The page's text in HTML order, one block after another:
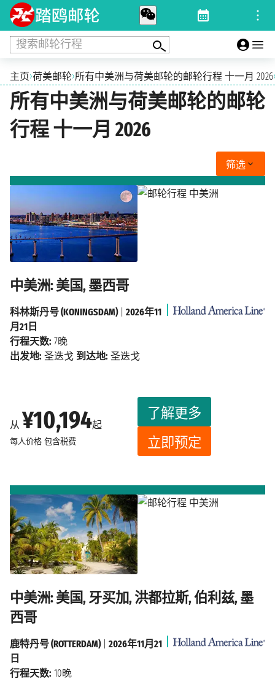
搜索邮轮行程
主页›荷美邮轮›所有中美洲与荷美邮轮的邮轮行程 十一月 2026
所有中美洲与荷美邮轮的邮轮
行程 十一月 2026
筛选
中美洲: 美国, 墨西哥
从 ¥10,194起
每人价格 包含税费
了解更多
立即预定
科林斯丹号 (KONINGSDAM)| 2026年11
月21日
行程天数: 7晚
出发地: 圣迭戈 到达地: 圣迭戈
中美洲: 美国, 牙买加, 洪都拉斯, 伯利兹, 墨
西哥
鹿特丹号 (ROTTERDAM)| 2026年11月21
日
行程天数: 10晚